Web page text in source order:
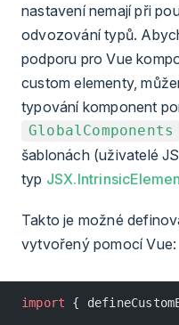
nastavení nemají při
odvozování typů.
podporu pro Vue
custom elementy,
typování komponent
GlobalComponents
šablonách (uživatelé
typ
Takto je možné
vytvořený pomocí Vue:
import {